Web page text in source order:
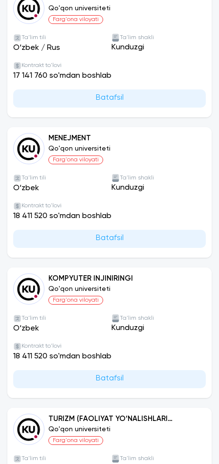
Qo'qon universiteti
Farg'ona viloyati
Ta'lim tili
O‘zbek / Rus
Ta'lim shakli
Kunduzgi
Kontrakt to'lovi
17 141 760 so'mdan boshlab
Batafsil
MENEJMENT
Qo'qon universiteti
Farg'ona viloyati
Ta'lim tili
O‘zbek
Ta'lim shakli
Kunduzgi
Kontrakt to'lovi
18 411 520 so'mdan boshlab
Batafsil
KOMPYUTER INJINIRINGI
Qo'qon universiteti
Farg'ona viloyati
Ta'lim tili
O‘zbek
Ta'lim shakli
Kunduzgi
Kontrakt to'lovi
18 411 520 so'mdan boshlab
Batafsil
TURIZM (FAOLIYAT YO‘NALISHLARI
BO‘YICHA )
Qo'qon universiteti
Farg'ona viloyati
Ta'lim tili Ta'lim shakli